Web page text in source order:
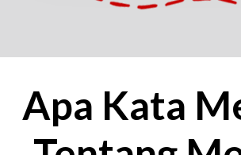
Apa Kata